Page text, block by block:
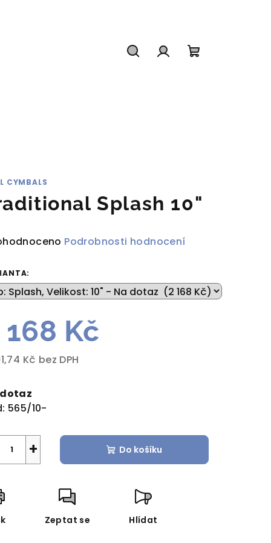
CYMBALS
Splash 10"
Podrobnosti hodnocení
168 Kč
Kč bez DPH
565/10-
+ Do košíku
Zeptat se Hlídat